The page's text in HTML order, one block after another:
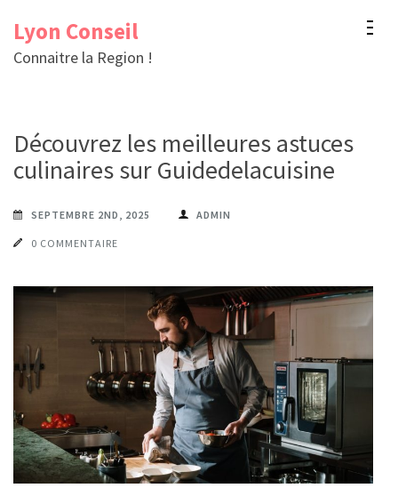
contenu
Lyon Conseil
Connaitre la Region !
Découvrez les meilleures astuces
culinaires sur Guidedelacuisine
SEPTEMBRE 2ND, 2025 ADMIN
0 COMMENTAIRE